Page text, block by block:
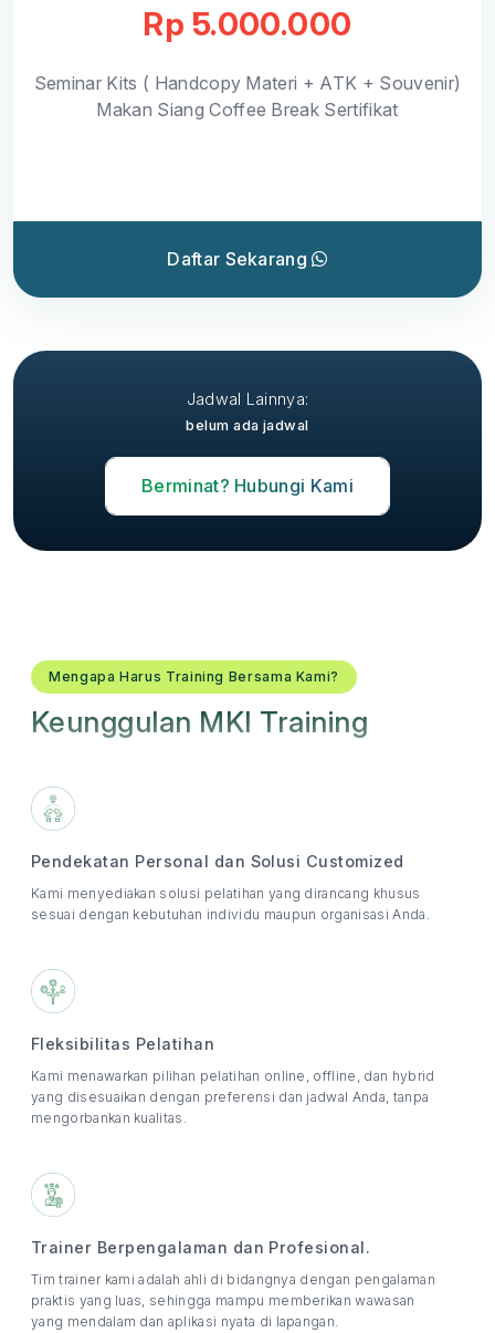
Rp 5.000.000
Seminar Kits ( Handcopy Materi + ATK + Souvenir)
Makan Siang Coffee Break Sertifikat
Daftar Sekarang
Jadwal Lainnya:
belum ada jadwal
Berminat? Hubungi Kami
Mengapa Harus Training Bersama Kami?
Keunggulan MKI Training
Pendekatan Personal dan Solusi Customized
Kami menyediakan solusi pelatihan yang dirancang khusus
sesuai dengan kebutuhan individu maupun organisasi Anda.
Fleksibilitas Pelatihan
Kami menawarkan pilihan pelatihan online, offline, dan hybrid
yang disesuaikan dengan preferensi dan jadwal Anda, tanpa
mengorbankan kualitas.
Trainer Berpengalaman dan Profesional.
Tim trainer kami adalah ahli di bidangnya dengan pengalaman
praktis yang luas, sehingga mampu memberikan wawasan
yang mendalam dan aplikasi nyata di lapangan.